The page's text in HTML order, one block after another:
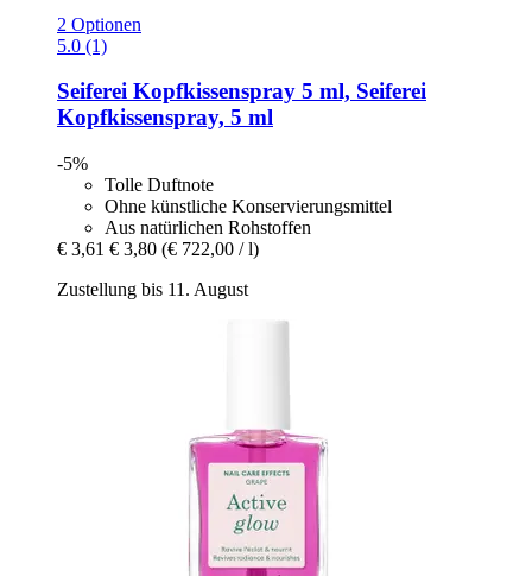
2 Optionen
5.0 (1)
Seiferei Kopfkissenspray 5 ml, Seiferei
Kopfkissenspray, 5 ml
-5%
Tolle Duftnote
Ohne künstliche Konservierungsmittel
Aus natürlichen Rohstoffen
€ 3,61 € 3,80 (€ 722,00 / l)
Zustellung bis 11. August